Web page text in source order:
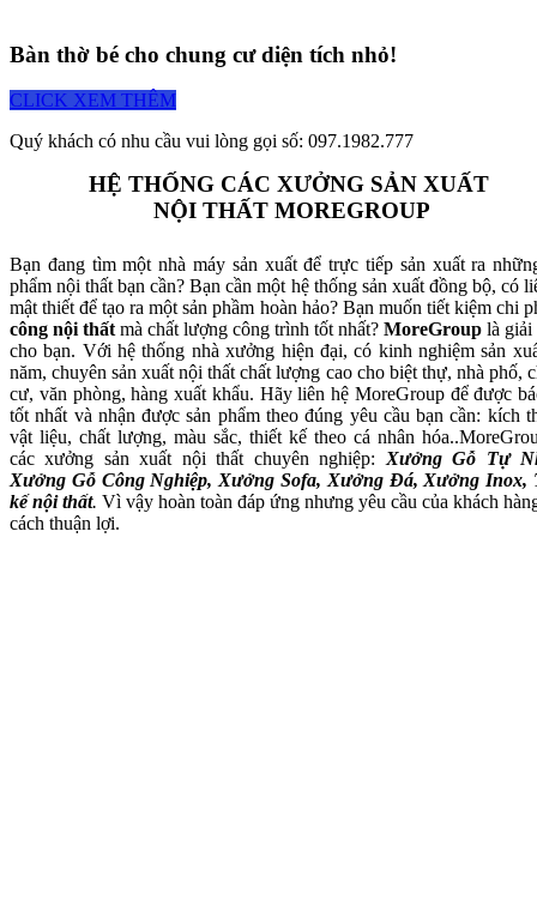
Bàn thờ bé cho chung cư diện tích nhỏ!
CLICK XEM THÊM
Quý khách có nhu cầu vui lòng gọi số: 097.1982.777
HỆ THỐNG CÁC XƯỞNG SẢN XUẤT
NỘI THẤT MOREGROUP
Bạn đang tìm một nhà máy sản xuất để trực tiếp sản xuất ra
phẩm nội thất bạn cần? Bạn cần một hệ thống sản xuất đồng bộ, có
mật thiết để tạo ra một sản phầm hoàn hảo? Bạn muốn tiết kiệm chi
công nội thất mà chất lượng công trình tốt nhất? MoreGroup là giải
cho bạn. Với hệ thống nhà xưởng hiện đại, có kinh nghiệm sản
năm, chuyên sản xuất nội thất chất lượng cao cho biệt thự, nhà phố,
cư, văn phòng, hàng xuất khẩu. Hãy liên hệ MoreGroup để được
tốt nhất và nhận được sản phẩm theo đúng yêu cầu bạn cần: kích
vật liệu, chất lượng, màu sắc, thiết kế theo cá nhân
các xưởng sản xuất nội thất chuyên nghiệp: Xưởng Gỗ Tự
Xưởng Gỗ Công Nghiệp, Xưởng Sofa, Xưởng Đá, Xưởng Inox,
kế nội thất. Vì vậy hoàn toàn đáp ứng nhưng yêu cầu của khách
cách thuận lợi.